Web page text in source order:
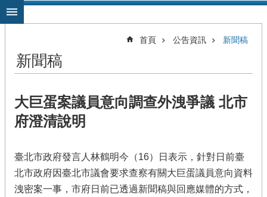
跳到主要內容區塊
首頁 公告資訊 新聞稿
新聞稿
大巨蛋案議員意向調查外洩爭議 北市
府澄清說明
臺北市政府發言人林鶴明今（16）日表示，針對日前臺
北市政府因臺北市議會要求查察有關大巨蛋議員意向資料
洩密案一事，市府日前已透過新聞稿與回應媒體的方式，